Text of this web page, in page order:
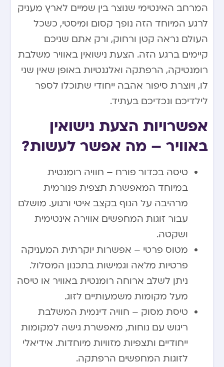
המרחב האינטימי שנוצר בין שמיים לארץ מעניק
לרגע המיוחד הזה נופך קסום ומיסטי, כשכל
העולם נראה קטן ורחוק, ורק אתם שניכם
קיימים ברגע הזה. הצעת נישואין באוויר משלבת
רומנטיקה, הרפתקה ואלגנטיות באופן שאין שני
לו, ויוצרת סיפור אהבה ייחודי שתוכלו לספר
לילדיכם ונכדיכם בעתיד.
אפשרויות הצעת נישואין
באוויר – מה אפשר לעשות?
טיסה בכדור פורח – חוויה רומנטית
במיוחד המאפשרת תצפית פנורמית
מרהיבה על הנוף בקצב איטי ורגוע. מושלם
עבור זוגות המחפשים אווירה אינטימית
ושקטה.
מטוס פרטי – אפשרות יוקרתית המעניקה
פרטיות מלאה וגמישות בתכנון המסלול.
ניתן לשלב ארוחה רומנטית באוויר או טיסה
מעל מקומות משמעותיים לזוג.
טיסת מסוק – חוויה דינמית המשלבת
ריגוש עם נוחות, מאפשרת גישה למקומות
ייחודיים ותצפיות מזוויות מיוחדות. אידיאלי
לזוגות המחפשים הרפתקה.